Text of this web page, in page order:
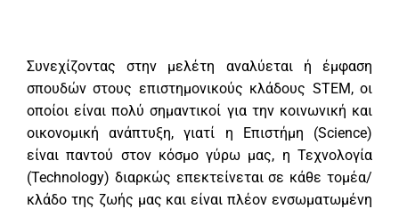
Συνεχίζοντας στην μελέτη αναλύεται ή έμφαση
σπουδών στους επιστημονικούς κλάδους STEM, οι
οποίοι είναι πολύ σημαντικοί για την κοινωνική και
οικονομική ανάπτυξη, γιατί η Επιστήμη (Science)
είναι παντού στον κόσμο γύρω μας, η Τεχνολογία
(Technology) διαρκώς επεκτείνεται σε κάθε τομέα/
κλάδο της ζωής μας και είναι πλέον ενσωματωμένη